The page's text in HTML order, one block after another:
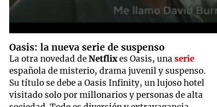
Oasis: la nueva serie de suspenso
La otra novedad deNetflixes Oasis, unaserie
española de misterio, drama juvenil y suspenso.
Su título se debe a Oasis Infinity, un lujoso hotel
visitado solo por millonarios y personas de alta